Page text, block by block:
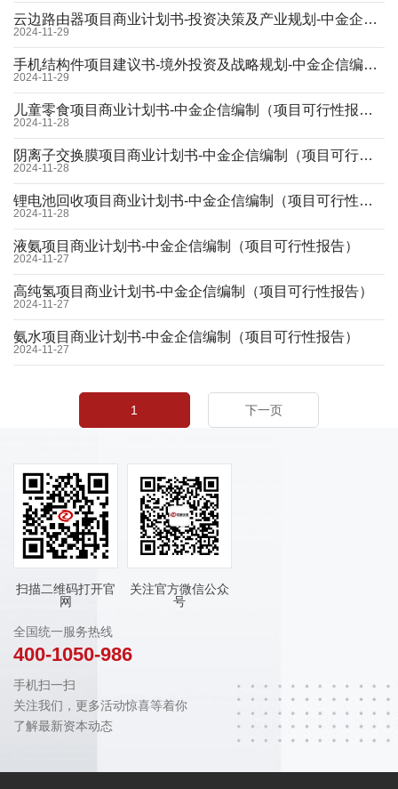
云边路由器项目商业计划书-投资决策及产业规划-中金企信编制（项目可行性报告）
2024-11-29
手机结构件项目建议书-境外投资及战略规划-中金企信编制（项目可行性报告）
2024-11-29
儿童零食项目商业计划书-中金企信编制（项目可行性报告）
2024-11-28
阴离子交换膜项目商业计划书-中金企信编制（项目可行性报告）
2024-11-28
锂电池回收项目商业计划书-中金企信编制（项目可行性报告）
2024-11-28
液氨项目商业计划书-中金企信编制（项目可行性报告）
2024-11-27
高纯氢项目商业计划书-中金企信编制（项目可行性报告）
2024-11-27
氨水项目商业计划书-中金企信编制（项目可行性报告）
2024-11-27
1 下一页
扫描二维码打开官
网
关注官方微信公众
号
全国统一服务热线
400-1050-986
手机扫一扫
关注我们，更多活动惊喜等着你
了解最新资本动态